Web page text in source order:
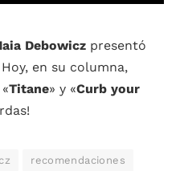
Debowicz presentó
Hoy, en su columna,
Titane» y «Curb your
recomendaciones